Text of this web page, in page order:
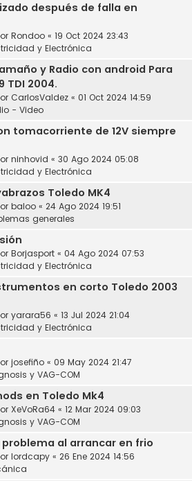
después de falla en
Rondoo « 19 Oct 2024 23:43
y Electrónica
y Radio con android Para
TDI 2004.
CarlosValdez « 01 Oct 2024 14:59
- Video
tomacorriente de 12V siempre
ninhovid « 30 Ago 2024 05:08
y Electrónica
Toledo MK4
baloo « 24 Ago 2024 19:51
generales
Borjasport « 04 Ago 2024 07:53
y Electrónica
en corto Toledo 2003
yarara56 « 13 Jul 2024 21:04
y Electrónica
josefiño « 09 May 2024 21:47
y VAG-COM
en Toledo Mk4
XeVoRa64 « 12 Mar 2024 09:03
y VAG-COM
problema al arrancar en frio
lordcapy « 26 Ene 2024 14:56